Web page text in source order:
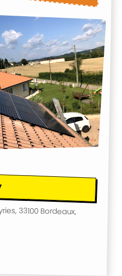
33100 Bordeaux,